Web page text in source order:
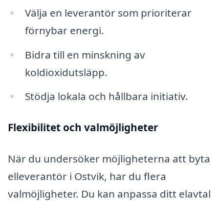
Välja en leverantör som prioriterar
förnybar energi.
Bidra till en minskning av
koldioxidutsläpp.
Stödja lokala och hållbara initiativ.
Flexibilitet och valmöjligheter
När du undersöker möjligheterna att byta
elleverantör i Ostvik, har du flera
valmöjligheter. Du kan anpassa ditt elavtal